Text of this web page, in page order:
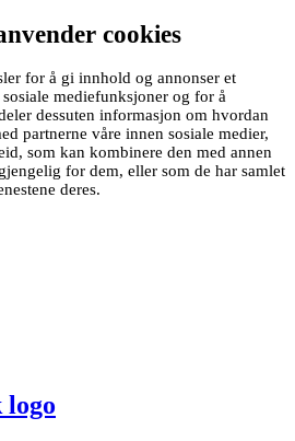
cookies
for å gi innhold og annonser et
mediefunksjoner og for å
dessuten informasjon om hvordan
partnerne våre innen sosiale medier,
som kan kombinere den med annen
for dem, eller som de har samlet
deres.